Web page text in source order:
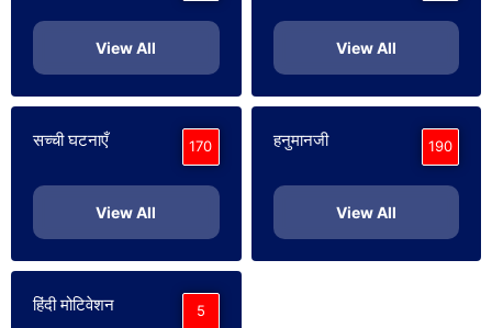
View All View All
सच्ची घटनाएँ 170
View All
हनुमानजी 190
View All
हिंदी मोटिवेशन 5